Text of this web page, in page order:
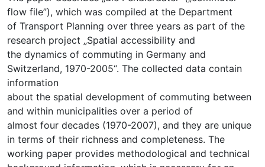
flow file”), which was compiled at the Department
of Transport Planning over three years as part of the
research project „Spatial accessibility and
the dynamics of commuting in Germany and
Switzerland, 1970-2005“. The collected data contain
information
about the spatial development of commuting between
and within municipalities over a period of
almost four decades (1970-2007), and they are unique
in terms of their richness and completeness. The
working paper provides methodological and technical